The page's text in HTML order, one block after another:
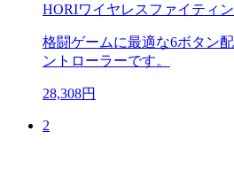
HORIワイヤレスファイティ
格闘ゲームに最適な6ボタン
ントローラーです。
28,308円
2